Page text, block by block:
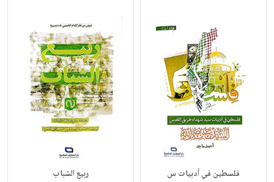
فلسطين في أدبيات س ربيع الشباب